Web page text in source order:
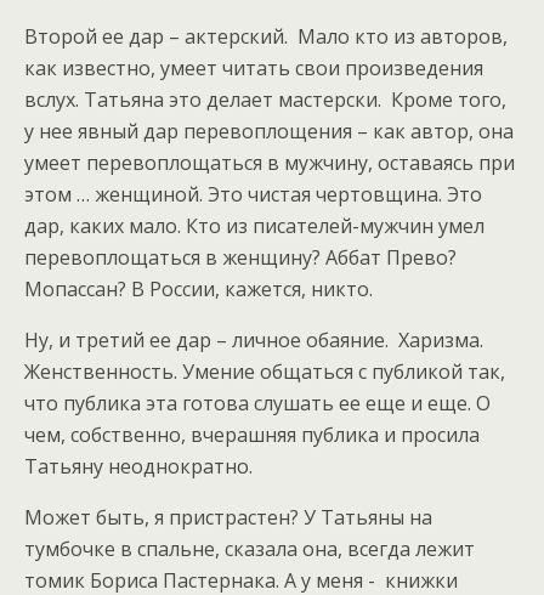
Второй ее дар – актерский. Мало кто из авторов,
как известно, умеет читать свои произведения
вслух. Татьяна это делает мастерски. Кроме того,
у нее явный дар перевоплощения – как автор, она
умеет перевоплощаться в мужчину, оставаясь при
этом … женщиной. Это чистая чертовщина. Это
дар, каких мало. Кто из писателей-мужчин умел
перевоплощаться в женщину? Аббат Прево?
Мопассан? В России, кажется, никто.
Ну, и третий ее дар – личное обаяние. Харизма.
Женственность. Умение общаться с публикой так,
что публика эта готова слушать ее еще и еще. О
чем, собственно, вчерашняя публика и просила
Татьяну неоднократно.
Может быть, я пристрастен? У Татьяны на
тумбочке в спальне, сказала она, всегда лежит
томик Бориса Пастернака. А у меня - книжки